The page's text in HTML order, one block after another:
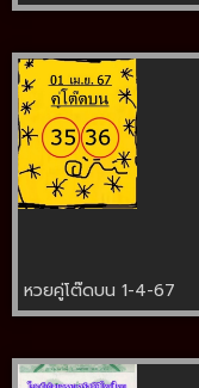
หวยคู่โต๊ดบน 1-4-67